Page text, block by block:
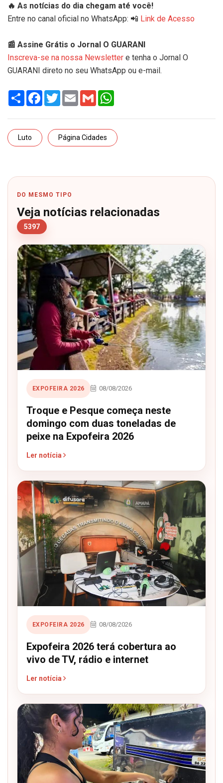
🔥 As notícias do dia chegam até você!
Entre no canal oficial no WhatsApp: 📲 Link de Acesso
📰 Assine Grátis o Jornal O GUARANI
Inscreva-se na nossa Newsletter e tenha o Jornal O
GUARANI direto no seu WhatsApp ou e-mail.
Share Facebook
TwitterEmail Gmail
Luto Página Cidades
DO MESMO TIPO
Veja notícias relacionadas
5397
EXPOFEIRA 2026 08/08/2026
Troque e Pesque começa neste
domingo com duas toneladas de
peixe na Expofeira 2026
Ler notícia
EXPOFEIRA 2026 08/08/2026
Expofeira 2026 terá cobertura ao
vivo de TV, rádio e internet
Ler notícia